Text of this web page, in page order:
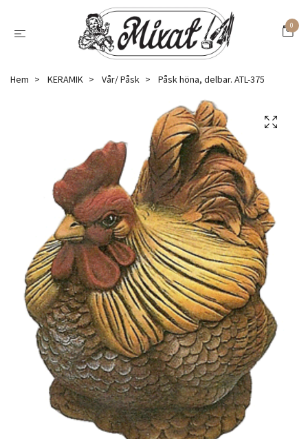
0
Hem KERAMIK Vår/ Påsk Påsk höna, delbar. ATL-375